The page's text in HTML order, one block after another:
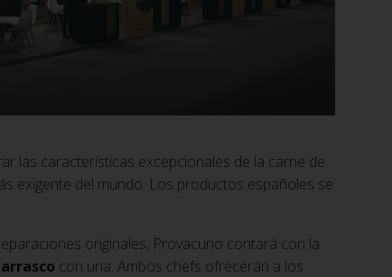
las características excepcionales de la carne de
exigente del mundo. Los productos españoles se
originales, Provacuno contará con la
con una. Ambos chefs ofrecerán a los